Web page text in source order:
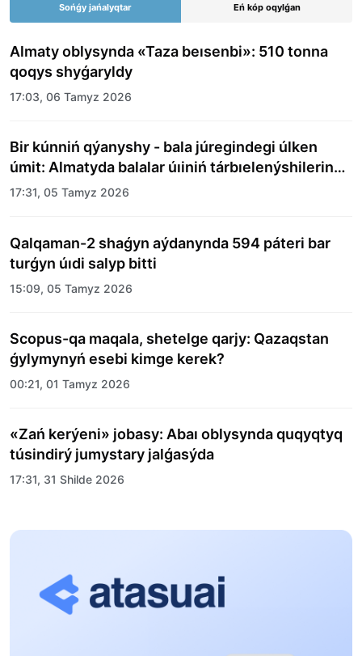
Sońǵy jańalyqtar Eń kóp oqylǵan
Almaty oblysynda «Taza beısenbi»: 510 tonna
qoqys shyǵaryldy
17:03, 06 Tamyz 2026
Bir kúnniń qýanyshy - bala júregindegi úlken
úmit: Almatyda balalar úıiniń tárbıelenýshilerine
merekelik kún uıymdastyryldy
17:31, 05 Tamyz 2026
Qalqaman-2 shaǵyn aýdanynda 594 páteri bar
turǵyn úıdi salyp bitti
15:09, 05 Tamyz 2026
Scopus-qa maqala, shetelge qarjy: Qazaqstan
ǵylymynyń esebi kimge kerek?
00:21, 01 Tamyz 2026
«Zań kerýeni» jobasy: Abaı oblysynda quqyqtyq
túsindirý jumystary jalǵasýda
17:31, 31 Shilde 2026
Halyqaralyq «Formýla-1 H2O» jarysyn Qonaev
13:13, 30 Shilde 2026